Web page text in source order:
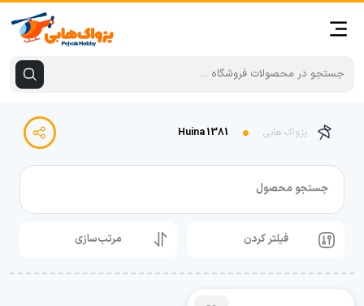
پژواک هابی Huina 1381
جستجو محصول
فیلتر کردن مرتب‌سازی